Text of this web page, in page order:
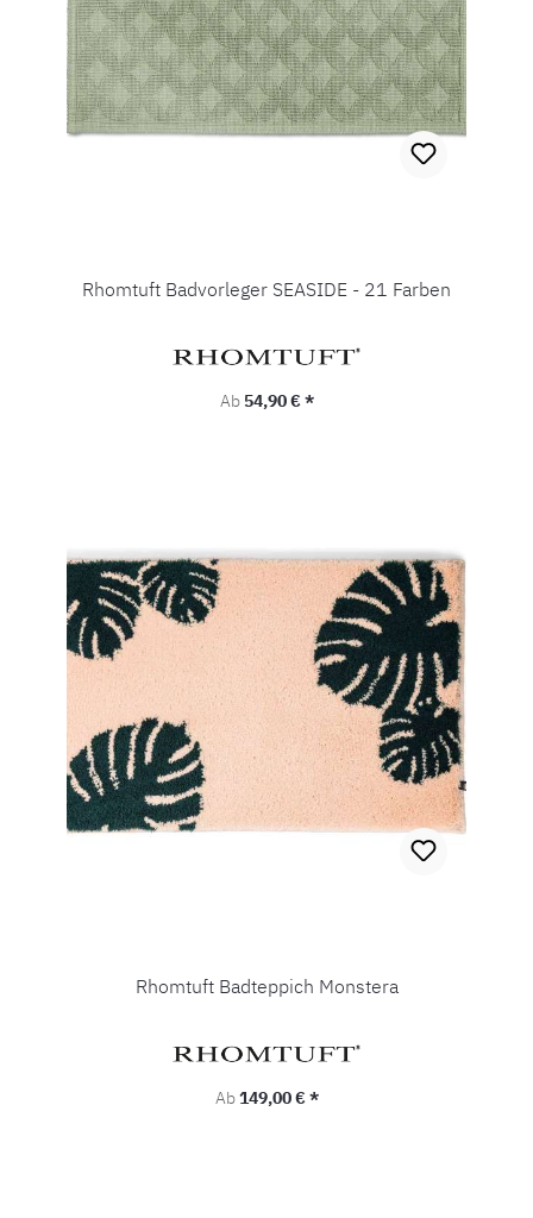
Rhomtuft Badvorleger SEASIDE - 21 Farben
Regulärer Preis:
Ab 54,90 € *
Rhomtuft Badteppich Monstera
Regulärer Preis:
Ab149,00 € *